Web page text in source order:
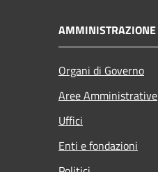
AMMINISTRAZIONE
Organi di Governo
Aree Amministrative
Uffici
Enti e fondazioni